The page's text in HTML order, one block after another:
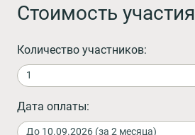
Стоимость участия
Количество участников:
Дата оплаты: